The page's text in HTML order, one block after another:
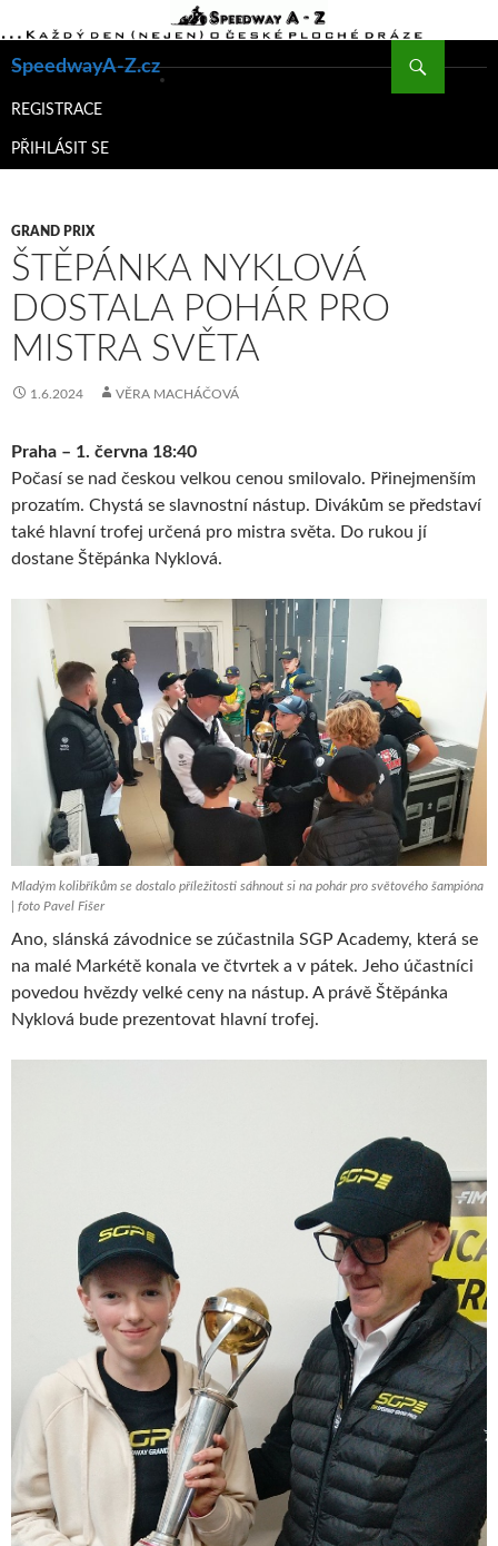
SpeedwayA-Z.cz
K
WEBU
REGISTRACE
PŘIHLÁSIT SE
GRAND PRIX
ŠTĚPÁNKA NYKLOVÁ
DOSTALA POHÁR PRO
MISTRA SVĚTA
1.6.2024 VĚRA MACHÁČOVÁ
Praha – 1. června 18:40
Počasí se nad českou velkou cenou smilovalo. Přinejmenším
prozatím. Chystá se slavnostní nástup. Divákům se představí
také hlavní trofej určená pro mistra světa. Do rukou jí
dostane Štěpánka Nyklová.
Mladým kolibříkům se dostalo příležitosti sáhnout si na pohár pro světového šampióna
| foto Pavel Fišer
Ano, slánská závodnice se zúčastnila SGP Academy, která se
na malé Markétě konala ve čtvrtek a v pátek. Jeho účastníci
povedou hvězdy velké ceny na nástup. A právě Štěpánka
Nyklová bude prezentovat hlavní trofej.